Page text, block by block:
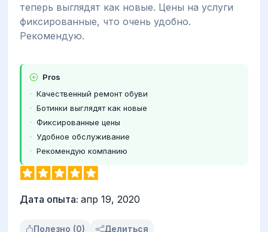
теперь выглядят как новые. Цены на услуги
фиксированные, что очень удобно.
Рекомендую.
Pros
Качественный ремонт обуви
Ботинки выглядят как новые
Фиксированные цены
Удобное обслуживание
Рекомендую компанию
Дата опыта: апр 19, 2020
Полезно (0) Делиться